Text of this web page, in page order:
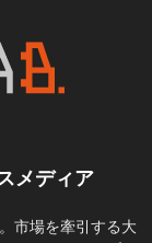
メディア
市場を牽引する大